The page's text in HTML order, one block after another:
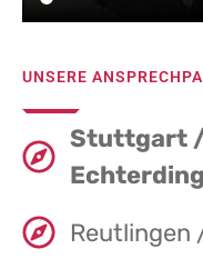
UNSERE
Stuttgart